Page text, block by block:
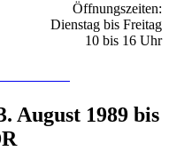
Öffnungszeiten:
Dienstag bis Freitag
10 bis 16 Uhr
August 1989 bis